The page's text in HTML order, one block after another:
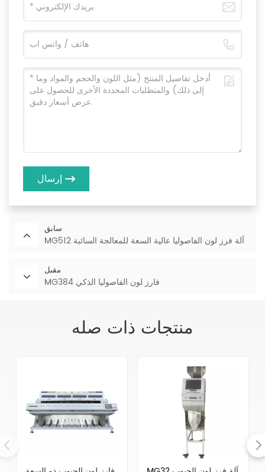
إرسال
سابق
MG512 آلة فرز لون الفاصوليا عالية السعة للمعالجة السائبة
مقبل
MG384 فارز لون الفاصوليا الذكي
منتجات ذات صله